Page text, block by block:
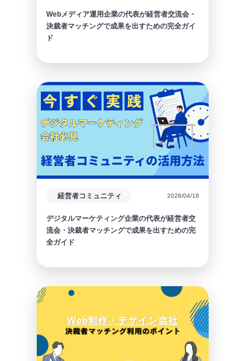
Webメディア運用企業の代表が経営者交流会・
決裁者マッチングで成果を出すための完全ガイ
ド
経営者コミュニティ 2026/04/16
デジタルマーケティング企業の代表が経営者交
流会・決裁者マッチングで成果を出すための完
全ガイド